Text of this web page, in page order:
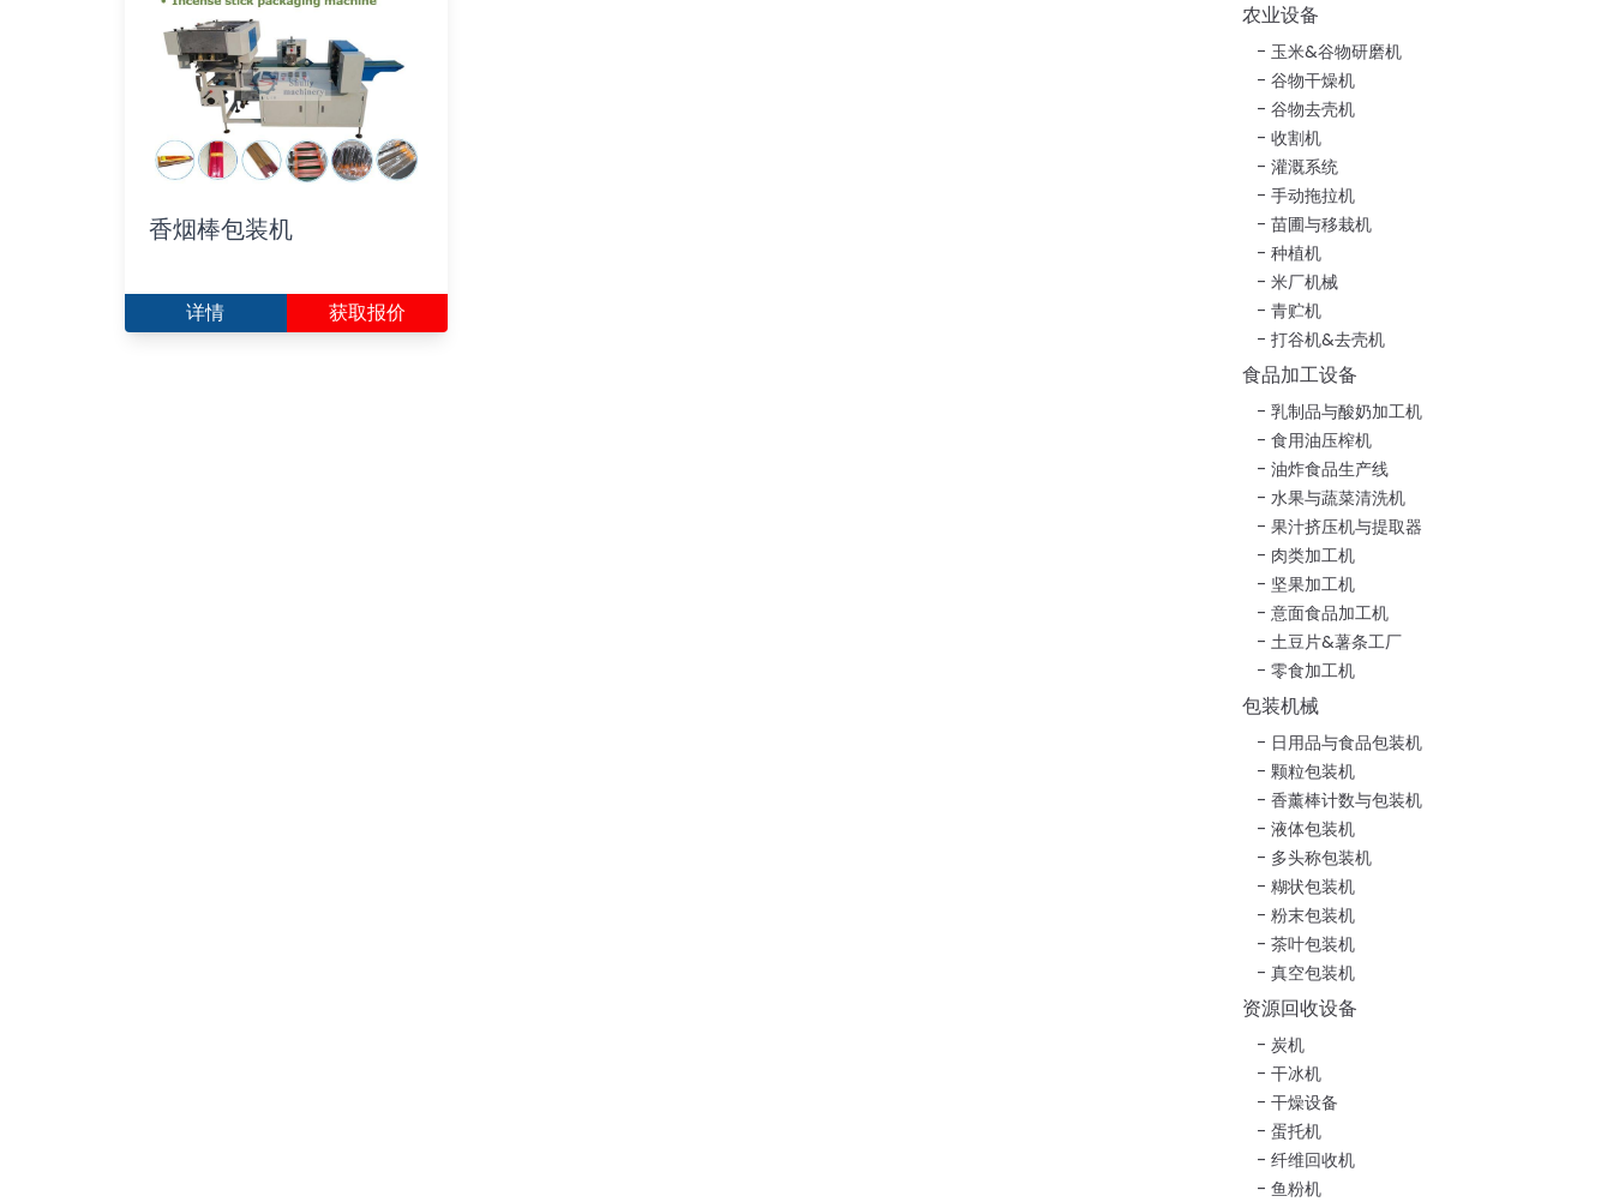
农业设备
玉米&谷物研磨机
谷物干燥机
谷物去壳机
收割机
灌溉系统
手动拖拉机
苗圃与移栽机
种植机
米厂机械
青贮机
打谷机&去壳机
食品加工设备
乳制品与酸奶加工机
食用油压榨机
油炸食品生产线
水果与蔬菜清洗机
果汁挤压机与提取器
肉类加工机
坚果加工机
意面食品加工机
土豆片&薯条工厂
零食加工机
包装机械
日用品与食品包装机
颗粒包装机
香薰棒计数与包装机
液体包装机
多头称包装机
糊状包装机
粉末包装机
茶叶包装机
真空包装机
资源回收设备
炭机
干冰机
干燥设备
蛋托机
纤维回收机
鱼粉机
香烟棒包装机
详情 获取报价